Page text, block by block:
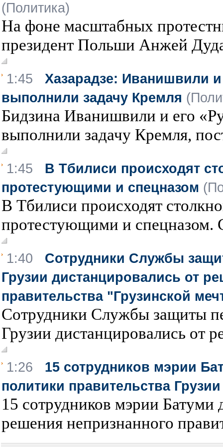
(Политика)
На фоне масштабных
президент Польши Анжей
1:45 Хазарадзе: Иванишвили и
выполнили задачу Кремля
Бидзина Иванишвили и его
выполнили задачу Кремля,
1:45 В Тбилиси происходят
протестующими и спецназом
В Тбилиси происходят
протестующими и спецназом.
1:40 Сотрудники Службы
Грузии дистанцировались от
правительства "Грузинской
Сотрудники Службы защиты
Грузии дистанцировались от
1:26 15 сотрудников мэрии
политики правительства Грузии
15 сотрудников мэрии Батуми
решения непризнанного